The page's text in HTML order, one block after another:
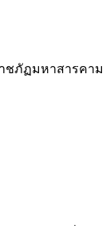
ชภัฏมหาสารคาม